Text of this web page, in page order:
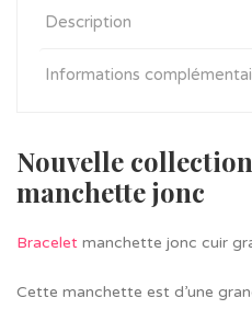
Description
Informations
Nouvelle
manchette jonc
Bracelet manchette jonc cuir
Cette manchette est d’une